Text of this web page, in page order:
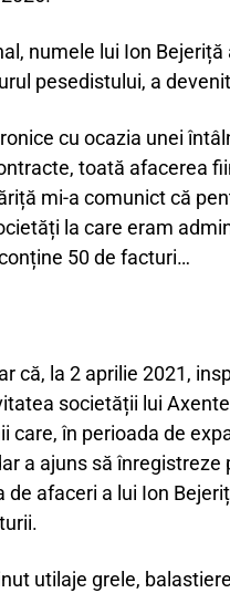
numele lui Ion
pesedistului, a
cu ocazia unei
toată afacerea
mi-a comunict că
la care eram
50 de facturi…
că, la 2 aprilie 2021,
societății lui
în perioada de
a ajuns să
afaceri a lui Ion
utilaje grele,